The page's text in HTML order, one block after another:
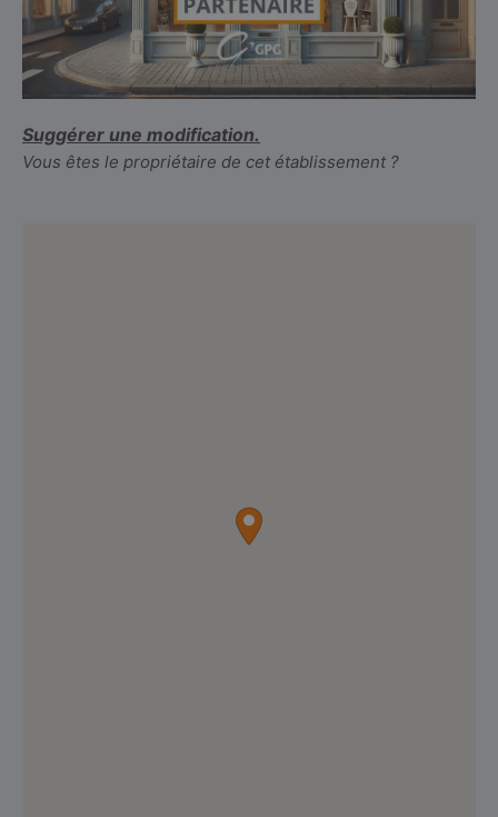
Suggérer une modification.
Vous êtes le propriétaire de cet établissement ?